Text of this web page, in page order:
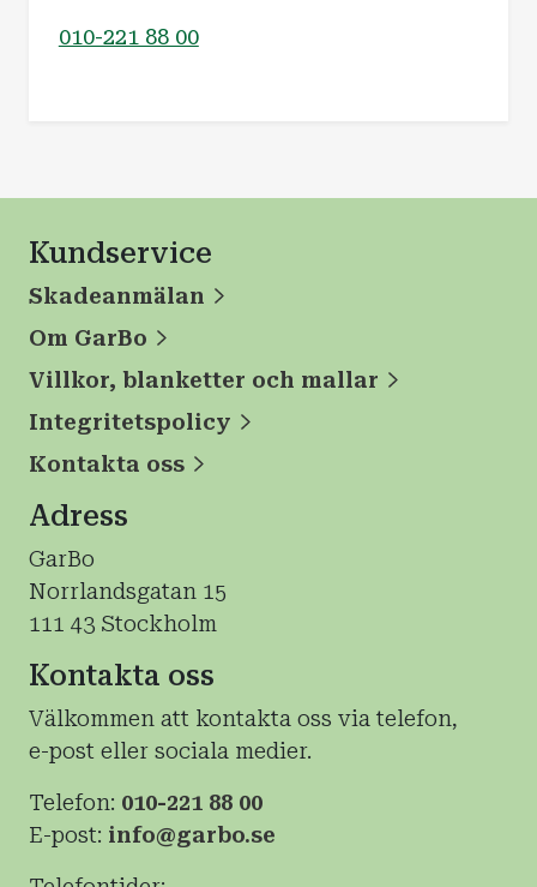
010-221 88 00
Kundservice
Skadeanmälan
Om GarBo
Villkor, blanketter och mallar
Integritetspolicy
Kontakta oss
Adress
GarBo
Norrlandsgatan 15
111 43 Stockholm
Kontakta oss
Välkommen att kontakta oss via telefon,
e-post eller sociala medier.
Telefon: 010-221 88 00
E-post: info@garbo.se